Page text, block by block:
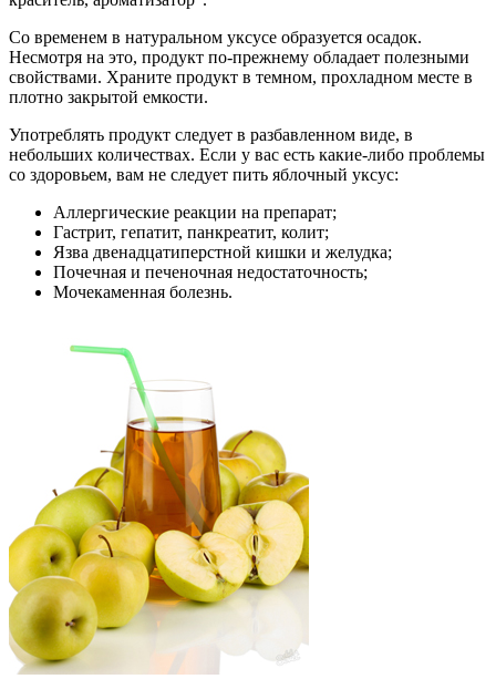
Со временем в натуральном уксусе образуется осадок.
Несмотря на это, продукт по-прежнему обладает полезными
свойствами. Храните продукт в темном, прохладном месте в
плотно закрытой емкости.
Употреблять продукт следует в разбавленном виде, в
небольших количествах. Если у вас есть какие-либо проблемы
со здоровьем, вам не следует пить яблочный уксус:
Аллергические реакции на препарат;
Гастрит, гепатит, панкреатит, колит;
Язва двенадцатиперстной кишки и желудка;
Почечная и печеночная недостаточность;
Мочекаменная болезнь.